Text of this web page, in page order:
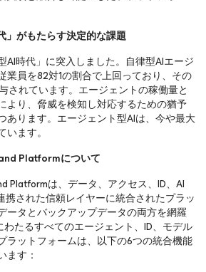
」がもたらす決定的な課題
AI時代」に突入しました。自律型AIエージ
業員を82対1の割合で上回っており、その
されています。エージェントの稼働量と
より、脅威を検知し対応するための猶予
あります。エージェント型AIは、今や最大
ます。
Platformについて
Platformは、データ、アクセス、ID、AI
携された信頼レイヤーに統合されたプラッ
ータとバックアップデータの両方を網羅
わたるすべてのエージェント、ID、モデル
ラットフォームは、以下の6つの統合機能
ます：